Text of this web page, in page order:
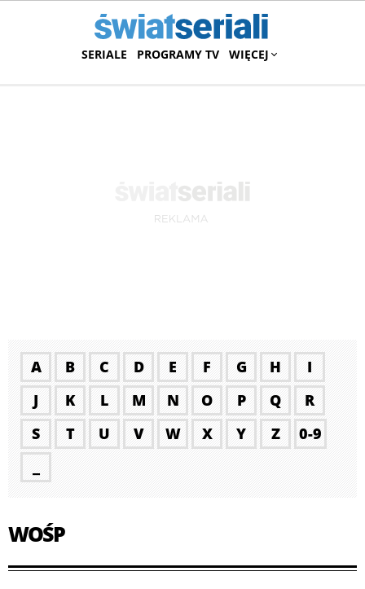
SERIALE PROGRAMY TV WIĘCEJ
A B C D E F G H
I
J
K L M N O P Q
R
S
T U V W X Y Z
0-9
WOŚP